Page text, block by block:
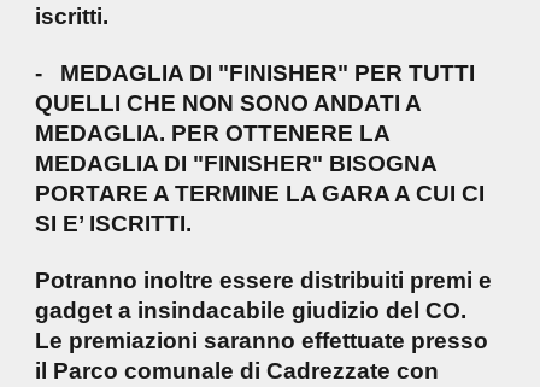
iscritti.
- MEDAGLIA DI "FINISHER" PER TUTTI
QUELLI CHE NON SONO ANDATI A
MEDAGLIA. PER OTTENERE LA
MEDAGLIA DI "FINISHER" BISOGNA
PORTARE A TERMINE LA GARA A CUI CI
SI E’ ISCRITTI.
Potranno inoltre essere distribuiti premi e
gadget a insindacabile giudizio del CO.
Le premiazioni saranno effettuate presso
il Parco comunale di Cadrezzate con